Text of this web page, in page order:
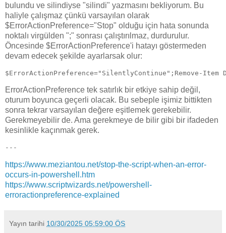
bulundu ve silindiyse "silindi" yazmasını bekliyorum. Bu
haliyle çalışmaz çünkü varsayılan olarak
$ErrorActionPreference="Stop" olduğu için hata sonunda
noktalı virgülden ";" sonrası çalıştırılmaz, durdurulur.
Öncesinde $ErrorActionPreference'i hatayı göstermeden
devam edecek şekilde ayarlarsak olur:
$ErrorActionPreference="SilentlyContinue";Remove-
ErrorActionPreference tek satırlık bir etkiye sahip değil,
oturum boyunca geçerli olacak. Bu sebeple işimiz bittikten
sonra tekrar varsayılan değere eşitlemek gerekebilir.
Gerekmeyebilir de. Ama gerekmeye de bilir gibi bir ifadeden
kesinlikle kaçınmak gerek.
---
https://www.meziantou.net/stop-the-script-when-an-error-
occurs-in-powershell.htm
https://www.scriptwizards.net/powershell-
erroractionpreference-explained
Yayın tarihi 10/30/2025 05:59:00 ÖS